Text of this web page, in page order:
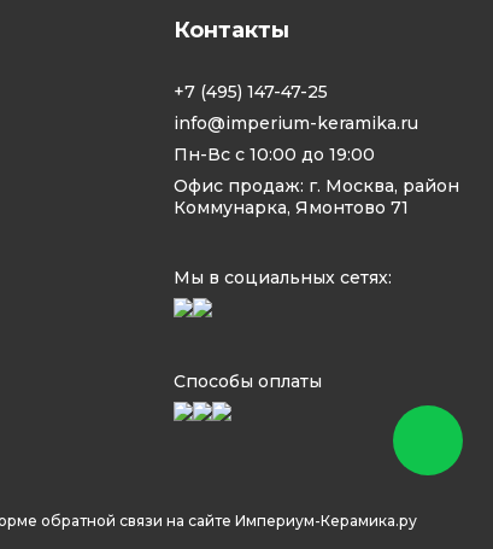
Контакты
+7 (495) 147-47-25
info@imperium-keramika.ru
Пн-Вс с 10:00 до 19:00
Офис продаж: г. Москва, район
Коммунарка, Ямонтово 71
Мы в социальных сетях:
Способы оплаты
обратной связи на сайте Империум-Керамика.ру